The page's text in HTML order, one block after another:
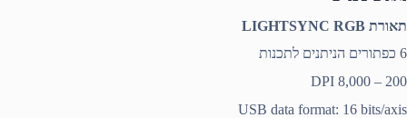
תאורת LIGHTSYNC RGB
6 כפתורים הניתנים לתכנות
200 – 8,000 DPI
USB data format: 16 bits/axis